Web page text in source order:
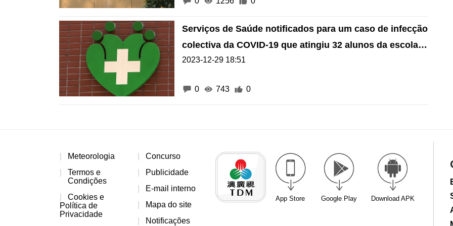
Serviços de Saúde notificados para um caso de infecção
colectiva da COVID-19 que atingiu 32 alunos da escola
Pui Tou
2023-12-29 18:51
0 743 0
Meteorologia
Termos e
Condições
Cookies e
Política de
Privacidade
Concurso
Publicidade
E-mail interno
Mapa do site
Notificações
App Store Google Play Download APK